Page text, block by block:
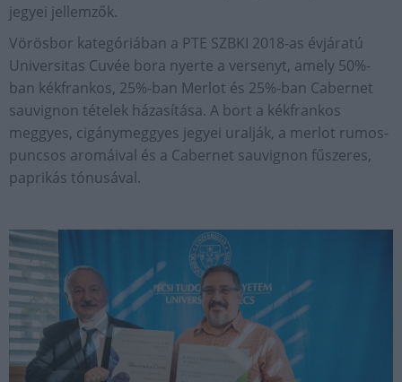
jegyei jellemzők.
Vörösbor kategóriában a PTE SZBKI 2018-as évjáratú
Universitas Cuvée bora nyerte a versenyt, amely 50%-
ban kékfrankos, 25%-ban Merlot és 25%-ban Cabernet
sauvignon tételek házasítása. A bort a kékfrankos
meggyes, cigánymeggyes jegyei uralják, a merlot rumos-
puncsos aromáival és a Cabernet sauvignon fűszeres,
paprikás tónusával.